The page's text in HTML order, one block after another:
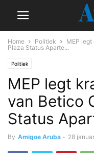
Home Politiek
MEP
Plaza Status Aparte...
Politiek
MEP legt
van Betico
Status
By Amigoe Aruba - 28